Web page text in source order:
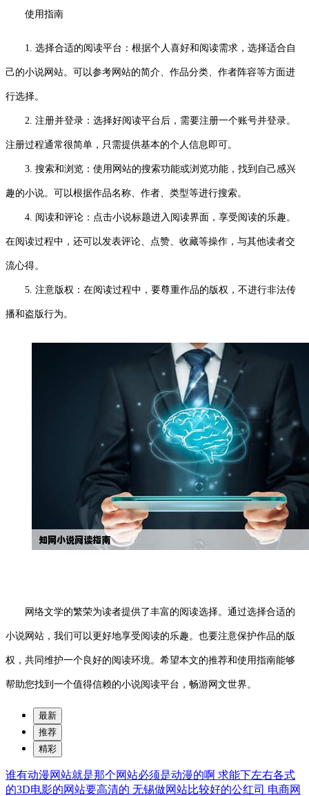
使用指南
1. 选择合适的阅读平台：根据个人喜好和阅读需求，选择适合自
己的小说网站。可以参考网站的简介、作品分类、作者阵容等方面进
行选择。
2. 注册并登录：选择好阅读平台后，需要注册一个账号并登录。
注册过程通常很简单，只需提供基本的个人信息即可。
3. 搜索和浏览：使用网站的搜索功能或浏览功能，找到自己感兴
趣的小说。可以根据作品名称、作者、类型等进行搜索。
4. 阅读和评论：点击小说标题进入阅读界面，享受阅读的乐趣。
在阅读过程中，还可以发表评论、点赞、收藏等操作，与其他读者交
流心得。
5. 注意版权：在阅读过程中，要尊重作品的版权，不进行非法传
播和盗版行为。
网络文学的繁荣为读者提供了丰富的阅读选择。通过选择合适的
小说网站，我们可以更好地享受阅读的乐趣。也要注意保护作品的版
权，共同维护一个良好的阅读环境。希望本文的推荐和使用指南能够
帮助您找到一个值得信赖的小说阅读平台，畅游网文世界。
最新
推荐
精彩
谁有动漫网站就是那个网站必须是动漫的啊 求能下左右各式
的3D电影的网站要高清的 无锡做网站比较好的公红司 电商网